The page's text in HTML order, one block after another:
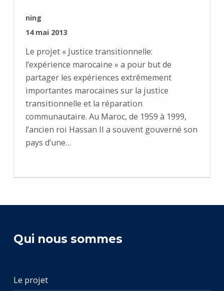
RÉDIGÉ PAR :
ning
PUBLIÉ SUR :
14 mai 2013
Le projet « Justice transitionnelle:
l’expérience marocaine » a pour but de
partager les expériences extrêmement
importantes marocaines sur la justice
transitionnelle et la réparation
communautaire. Au Maroc, de 1959 à 1999,
l’ancien roi Hassan II a souvent gouverné son
pays d’une…
Qui nous sommes
Le projet